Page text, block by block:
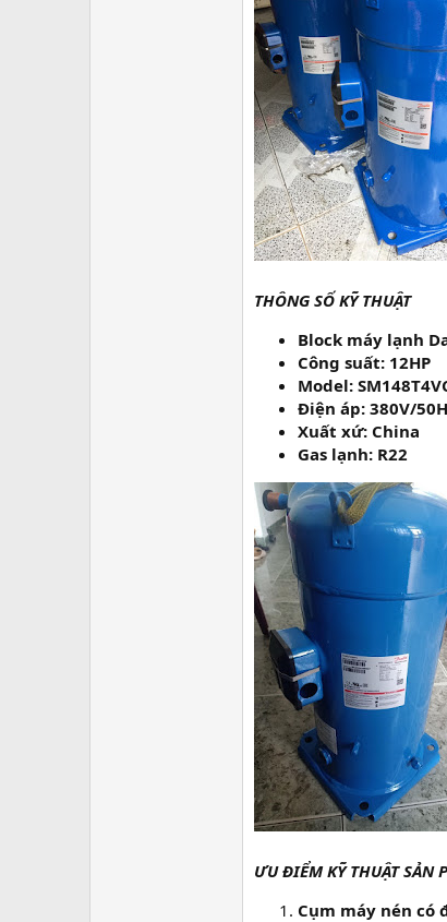
THÔNG SỐ KỸ THUẬT
Block máy lạnh
Công suất: 12HP
Model:
Điện áp: 380V/
Xuất xứ: China
Gas lạnh: R22
ƯU ĐIỂM KỸ THUẬT SẢN
Cụm máy nén có